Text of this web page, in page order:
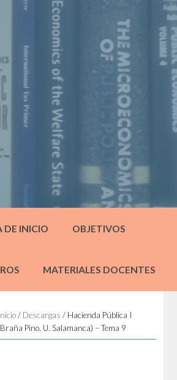
DE INICIO OBJETIVOS
MATERIALES DOCENTES
/ Descargas / Hacienda Pública I
Pino, U. Salamanca) – Tema 9